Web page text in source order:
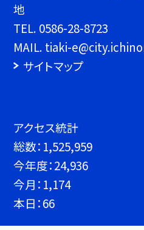
地
TEL. 0586-28-8723
MAIL. tiaki-
サイトマップ
アクセス統計
総数： 1,525,959
今年度：24,936
今月： 1,174
本日：66